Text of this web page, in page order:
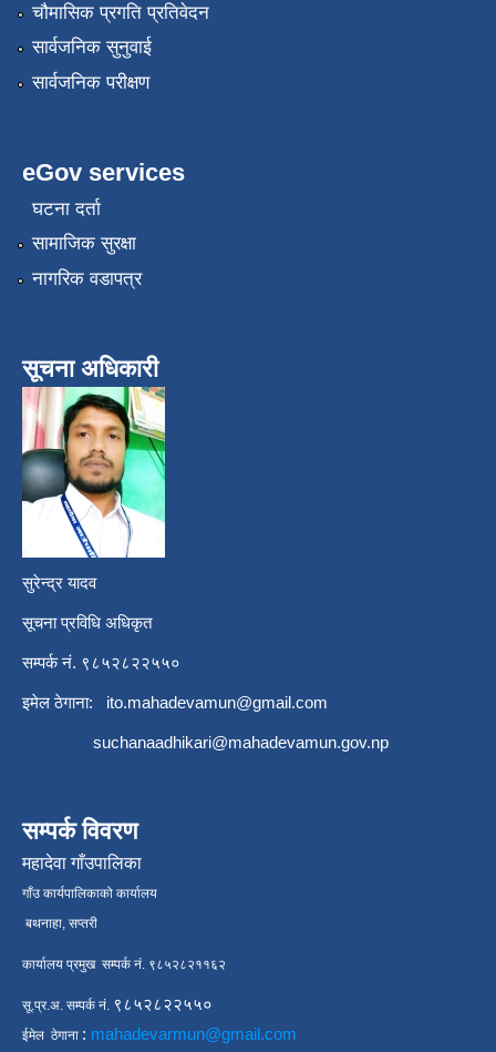
चौमासिक प्रगति प्रतिवेदन
सार्वजनिक सुनुवाई
सार्वजनिक परीक्षण
eGov services
घटना दर्ता
सामाजिक सुरक्षा
नागरिक वडापत्र
सूचना अधिकारी
सुरेन्द्र यादव
सूचना प्रविधि अधिकृत
सम्पर्क नं. ९८५२८२२५५०
इमेल ठेगाना: ito.mahadevamun@gmail.com
suchanaadhikari@mahadevamun.gov.np
सम्पर्क विवरण
महादेवा गाँउपालिका
गाँउ कार्यपालिकाको कार्यालय
बथनाहा, सप्तरी
कार्यालय प्रमुख सम्पर्क नं. ९८५२८२११६२
सू.प्र.अ. सम्पर्क नं. ९८५२८२२५५०
ईमेल ठेगाना : mahadevarmun@gmail.com